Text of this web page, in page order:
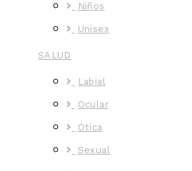
Niños
Unisex
SALUD
Labial
Ocular
Ótica
Sexual